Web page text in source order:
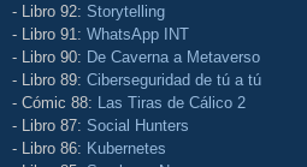
- Libro 92: Storytelling
- Libro 91: WhatsApp INT
- Libro 90: De Caverna a Metaverso
- Libro 89: Ciberseguridad de tú a tú
- Cómic 88: Las Tiras de Cálico 2
- Libro 87: Social Hunters
- Libro 86: Kubernetes